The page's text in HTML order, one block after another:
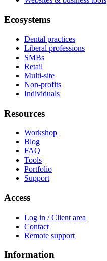
Ecosystems
Dental practices
Liberal professions
SMBs
Retail
Multi-site
Non-profits
Individuals
Resources
Workshop
Blog
FAQ
Tools
Portfolio
Support
Access
Log in / Client area
Contact
Remote support
Information